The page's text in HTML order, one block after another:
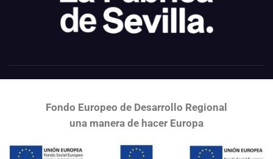
Fondo Europeo de Desarrollo Regional
una manera de hacer Europa